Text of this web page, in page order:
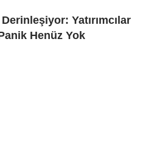
Yatırımcılar
Henüz Yok